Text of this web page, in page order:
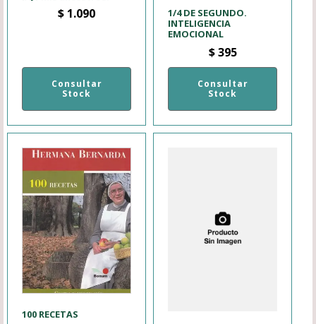
$ 1.090
Consultar
Stock
1/4 DE SEGUNDO.
INTELIGENCIA
EMOCIONAL
$395
Consultar
Stock
100 RECETAS